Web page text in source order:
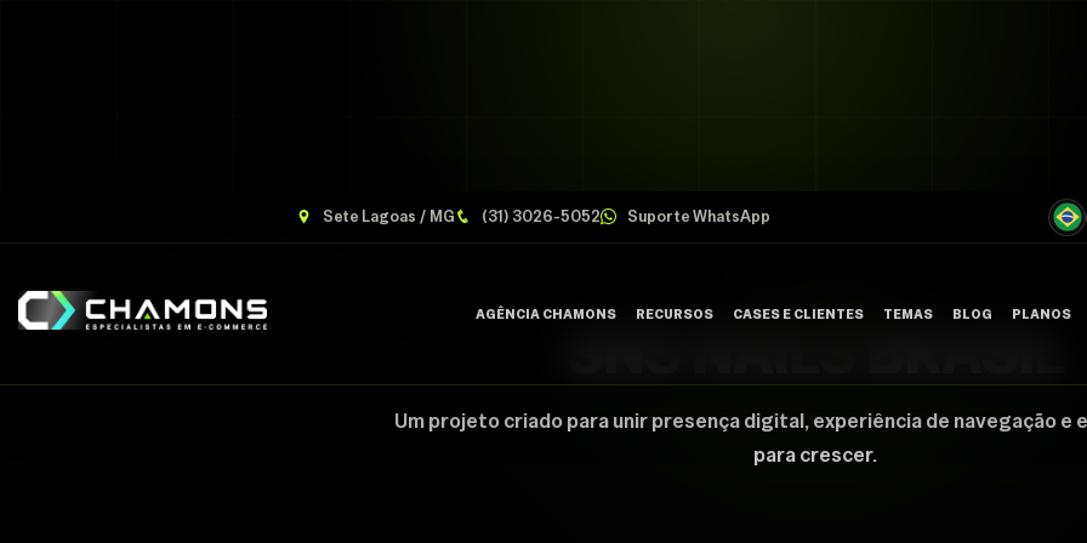
Sete Lagoas / MG (31) 3026-5052 Suporte WhatsApp
AGÊNCIA CHAMONS RECURSOS CASES E CLIENTES TEMAS BLOG PLANOS
FALE
Um projeto criado para unir presença digital, experiência de navegação
para crescer.